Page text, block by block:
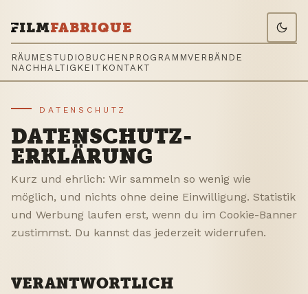
ILMFABRIQUE
RÄUMESTUDIO BUCHEN PROGRAMMVERBÄNDE
NACHHALTIGKEIT KONTAKT
DATENSCHUTZ
DATENSCHUTZ­
ERKLÄRUNG
Kurz und ehrlich: Wir sammeln so wenig wie
möglich, und nichts ohne deine Einwilligung. Statistik
und Werbung laufen erst, wenn du im Cookie-Banner
zustimmst. Du kannst das jederzeit widerrufen.
VERANTWORTLICH